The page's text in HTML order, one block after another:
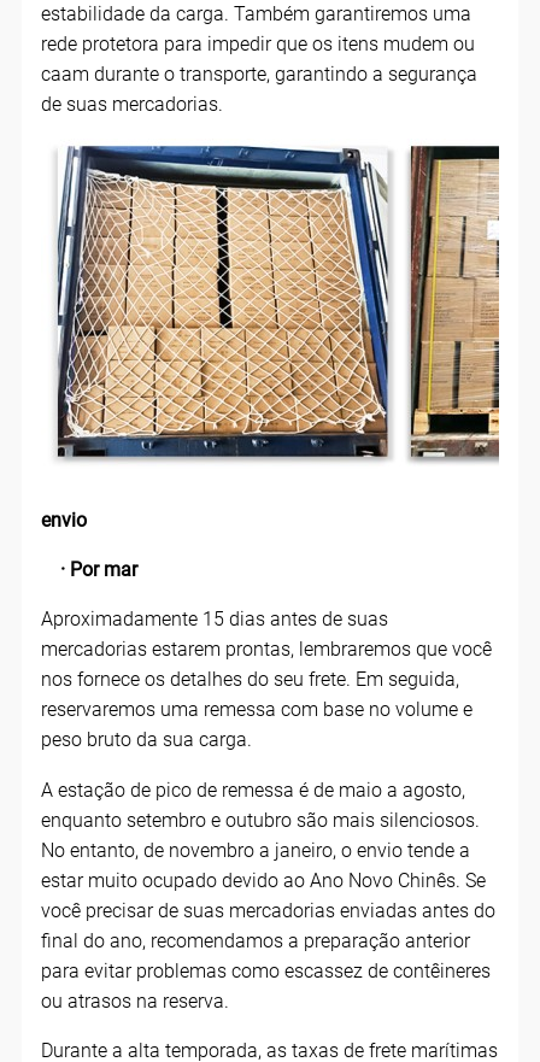
estabilidade da carga. Também garantiremos uma
rede protetora para impedir que os itens mudem ou
caam durante o transporte, garantindo a segurança
de suas mercadorias.
envio
· Por mar
Aproximadamente 15 dias antes de suas
mercadorias estarem prontas, lembraremos que você
nos fornece os detalhes do seu frete. Em seguida,
reservaremos uma remessa com base no volume e
peso bruto da sua carga.
A estação de pico de remessa é de maio a agosto,
enquanto setembro e outubro são mais silenciosos.
No entanto, de novembro a janeiro, o envio tende a
estar muito ocupado devido ao Ano Novo Chinês. Se
você precisar de suas mercadorias enviadas antes do
final do ano, recomendamos a preparação anterior
para evitar problemas como escassez de contêineres
ou atrasos na reserva.
Durante a alta temporada, as taxas de frete marítimas